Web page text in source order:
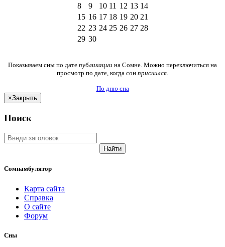
8
9 10 11 12 13 14
15 16 17 18 19 20 21
22 23 24 25 26 27 28
29 30
Показываем сны по дате публикации на Сомне. Можно переключиться на
просмотр по дате, когда сон приснился
По дню сна
×Закрыть
Поиск
Найти
Сомнамбулятор
Карта сайта
Справка
О сайте
Форум
Сны